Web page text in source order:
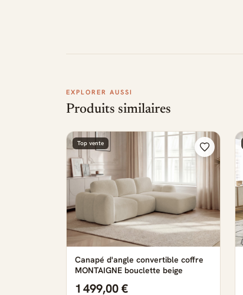
EXPLORER AUSSI
Produits similaires
Top vente
Canapé d'angle convertible coffre
MONTAIGNE bouclette beige
1 499,00 €